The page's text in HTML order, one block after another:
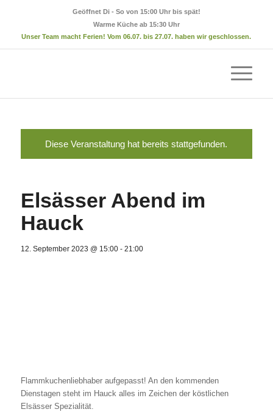
Geöffnet Di - So von 15:00 Uhr bis spät!
Warme Küche ab 15:30 Uhr
Unser Team macht Ferien! Vom 06.07. bis 27.07. haben wir geschlossen.
Diese Veranstaltung hat bereits stattgefunden.
Elsässer Abend im
Hauck
12. September 2023 @ 15:00- 21:00
Flammkuchenliebhaber aufgepasst! An den kommenden
Dienstagen steht im Hauck alles im Zeichen der köstlichen
Elsässer Spezialität.